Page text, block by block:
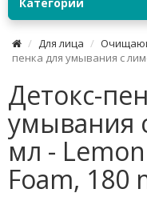
Для лица
пенка для умывания с
Детокс-
умывания
мл -
Foam, 180